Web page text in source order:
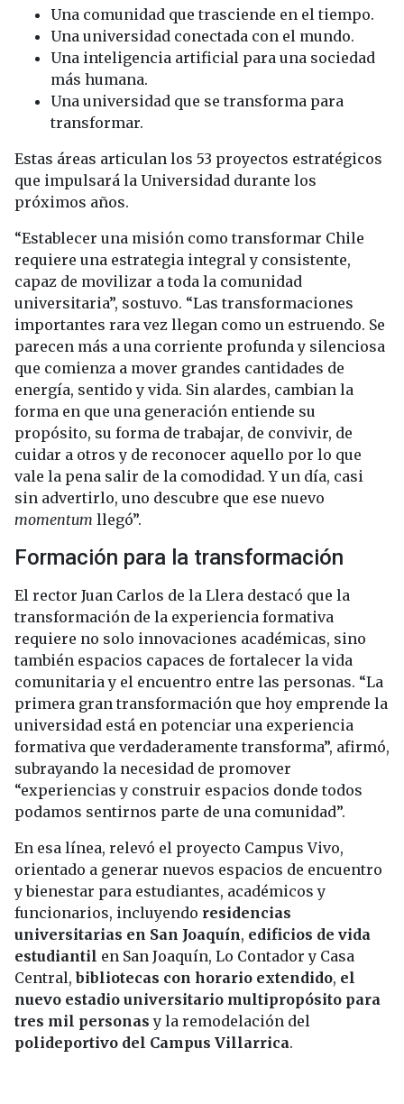
Una comunidad que trasciende en el tiempo.
Una universidad conectada con el mundo.
Una inteligencia artificial para una sociedad
más humana.
Una universidad que se transforma para
transformar.
Estas áreas articulan los 53 proyectos estratégicos
que impulsará la Universidad durante los
próximos años.
“Establecer una misión como transformar Chile
requiere una estrategia integral y consistente,
capaz de movilizar a toda la comunidad
universitaria”, sostuvo. “Las transformaciones
importantes rara vez llegan como un estruendo. Se
parecen más a una corriente profunda y silenciosa
que comienza a mover grandes cantidades de
energía, sentido y vida. Sin alardes, cambian la
forma en que una generación entiende su
propósito, su forma de trabajar, de convivir, de
cuidar a otros y de reconocer aquello por lo que
vale la pena salir de la comodidad. Y un día, casi
sin advertirlo, uno descubre que ese nuevo
momentum llegó”.
Formación para la transformación
El rector Juan Carlos de la Llera destacó que la
transformación de la experiencia formativa
requiere no solo innovaciones académicas, sino
también espacios capaces de fortalecer la vida
comunitaria y el encuentro entre las personas. “La
primera gran transformación que hoy emprende la
universidad está en potenciar una experiencia
formativa que verdaderamente transforma”, afirmó,
subrayando la necesidad de promover
“experiencias y construir espacios donde todos
podamos sentirnos parte de una comunidad”.
En esa línea, relevó el proyecto Campus Vivo,
orientado a generar nuevos espacios de encuentro
y bienestar para estudiantes, académicos y
funcionarios, incluyendo residencias
universitarias en San Joaquín, edificios de vida
estudiantil en San Joaquín, Lo Contador y Casa
Central,bibliotecas con horario extendido, el
nuevo estadio universitario multipropósito para
tres mil personas y la remodelación del
polideportivo del Campus Villarrica.